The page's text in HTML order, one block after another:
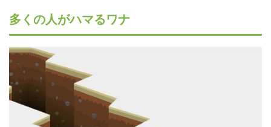
多くの人がハマるワナ